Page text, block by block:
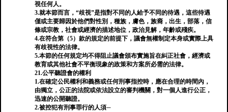
視任何人。
3.就本節而言，“歧視”是指對不同的人給予不同的待遇，這些待遇
僅或主要歸因於他們對性別，種族，膚色，族裔，出生，部落，信
條或宗教，社會或經濟的描述地位，政治見解，年齡或殘疾。
4.在符合第（5）款的規定的前提下，議會無權制定本身或實際上具
有歧視性的法律。
5.本節的任何規定均不得阻止議會頒布實施旨在糾正社會，經濟或
教育或其他社會不平衡現象的政策和方案所必需的法律。
21.公平聽證會的權利
1.在確定公民權利和義務或任何刑事指控時，應在合理的時間內，
由獨立，公正的法院或依法設立的審判機關，對一個人進行公正，
迅速的公開聽證。
2.被控犯有刑事罪行的人須─